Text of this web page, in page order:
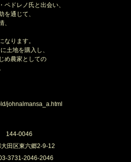
ドレノ氏と出会い、
通じて、
、
ります。
土地を購入し、
め農家としての
johnalmansa_a.html
144-0046
田区東六郷2-9-12
3731-2046-2046